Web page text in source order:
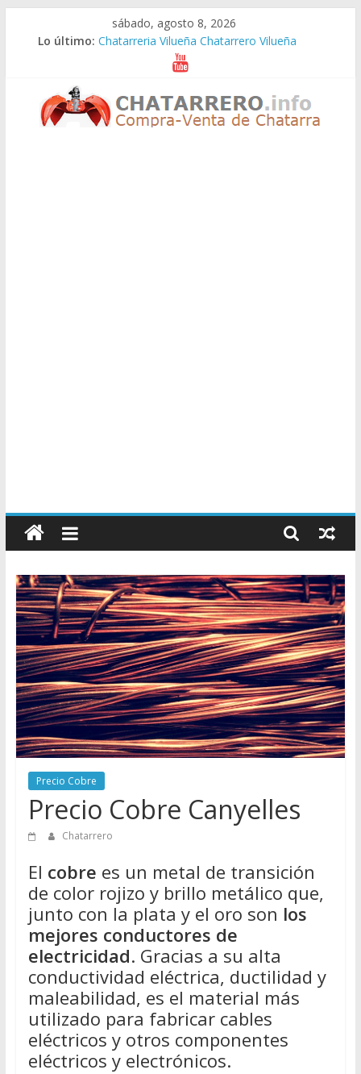
sábado, agosto 8, 2026
Lo último: Chatarreria Vilueña Chatarrero Vilueña
Chatarreria Zuera Chatarrero Zuera
Chatarreria Zaragoza Chatarrero Zaragoza
Chatarreria Zaida Chatarrero Zaida
Chatarreria Vistabella Chatarrero Vistabella
Chatarreros
–
Precio
de
Chatarra
Directorio
de
Chatarreros
para
vender
Chatarra
Precio Cobre
Precio Cobre Canyelles
Chatarrero
El cobre es un metal de transición
de color rojizo y brillo metálico que,
junto con la plata y el oro son los
mejores conductores de
electricidad. Gracias a su alta
conductividad eléctrica, ductilidad y
maleabilidad, es el material más
utilizado para fabricar cables
eléctricos y otros componentes
eléctricos y electrónicos.